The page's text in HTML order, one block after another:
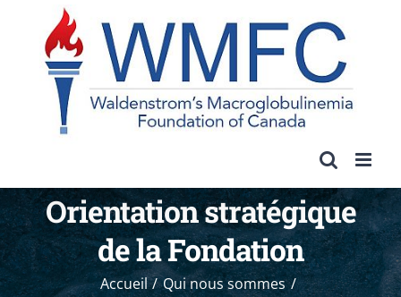
Orientation stratégique
de la Fondation
Accueil
Qui nous sommes